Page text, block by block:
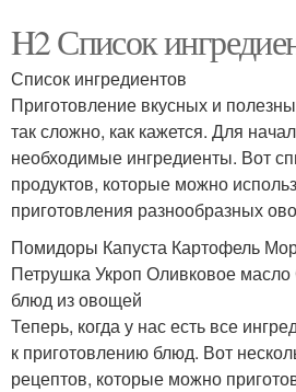
H2 Список
Список ингредиентов
Приготовление вкусных и
так сложно, как кажется. Для
необходимые ингредиенты. Вот
продуктов, которые можно
приготовления разнообразных
Помидоры Капуста Картофель
Петрушка Укроп Оливковое
блюд из овощей
Теперь, когда у нас есть все
к приготовлению блюд. Вот
рецептов, которые можно